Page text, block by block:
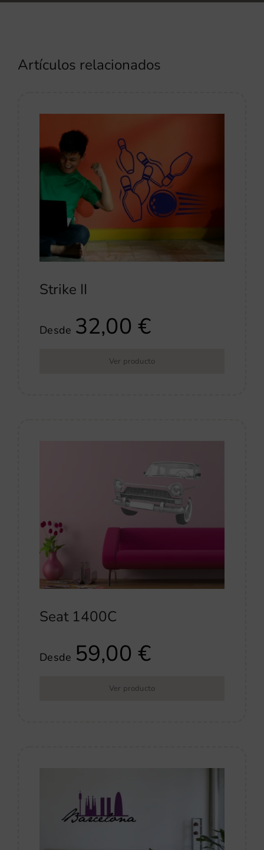
Artículos relacionados
Strike II
Desde 32,00€
Ver producto
Seat 1400C
Desde 59,00€
Ver producto